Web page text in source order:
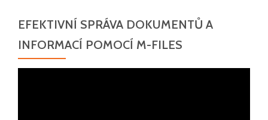
EFEKTIVNÍ SPRÁVA DOKUMENTŮ A
INFORMACÍ POMOCÍ M-FILES